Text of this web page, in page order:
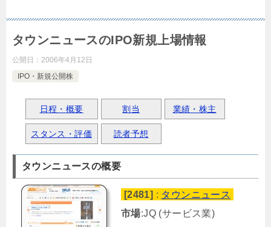
タウンニュースのIPO新規上場情報
公開日： 2006年4月12日
IPO・新規公開株
日程・概要 割当 業績・株主
スタンス・評価 読者予想
タウンニュースの概要
[2481] : タウンニュース
市場:JQ (サービス業)